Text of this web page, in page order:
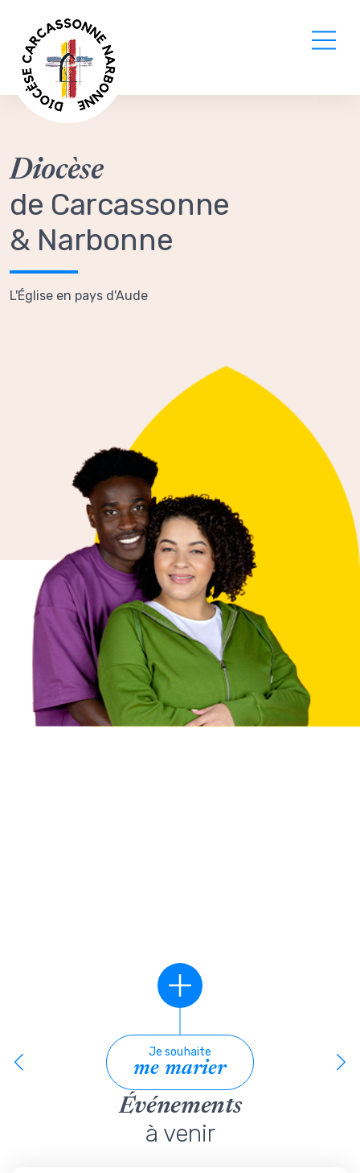
Diocèse
de Carcassonne
& Narbonne
L'Église en pays d'Aude
Je souhaite
me marier
Événements
à venir